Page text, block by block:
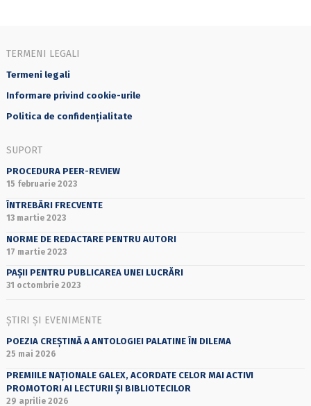
TERMENI LEGALI
Termeni legali
Informare privind cookie-urile
Politica de confidențialitate
SUPORT
PROCEDURA PEER-REVIEW
15 februarie 2023
ÎNTREBĂRI FRECVENTE
13 martie 2023
NORME DE REDACTARE PENTRU AUTORI
17 martie 2023
PAȘII PENTRU PUBLICAREA UNEI LUCRĂRI
31 octombrie 2023
ȘTIRI ȘI EVENIMENTE
POEZIA CREȘTINĂ A ANTOLOGIEI PALATINE ÎN DILEMA
25 mai 2026
PREMIILE NAȚIONALE GALEX, ACORDATE CELOR MAI ACTIVI
PROMOTORI AI LECTURII ȘI BIBLIOTECILOR
29 aprilie 2026